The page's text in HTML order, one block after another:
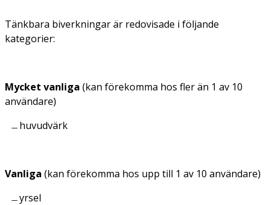
Tänkbara biverkningar är redovisade i följande
kategorier:
Mycket vanliga (kan förekomma hos fler än 1 av 10
användare)
huvudvärk
Vanliga (kan förekomma hos upp till 1 av 10 användare)
yrsel